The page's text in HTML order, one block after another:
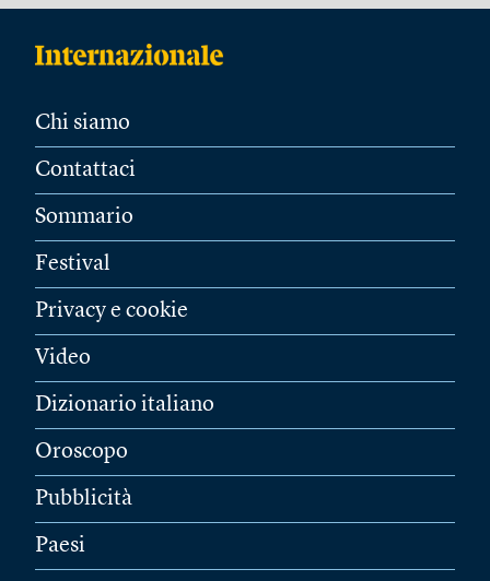
Chi siamo
Contattaci
Sommario
Festival
Privacy e cookie
Video
Dizionario italiano
Oroscopo
Pubblicità
Paesi